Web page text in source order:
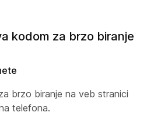
kodom za brzo biranje
brzo biranje na veb stranici
telefona.